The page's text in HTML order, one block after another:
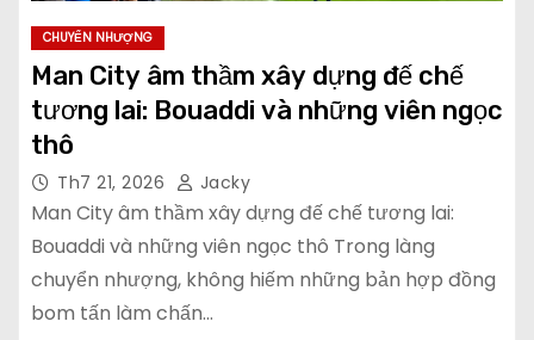
CHUYỂN NHƯỢNG
Man City âm thầm xây dựng đế chế
tương lai: Bouaddi và những viên ngọc
thô
Th7 21, 2026 Jacky
Man City âm thầm xây dựng đế chế tương lai:
Bouaddi và những viên ngọc thô Trong làng
chuyển nhượng, không hiếm những bản hợp đồng
bom tấn làm chấn…